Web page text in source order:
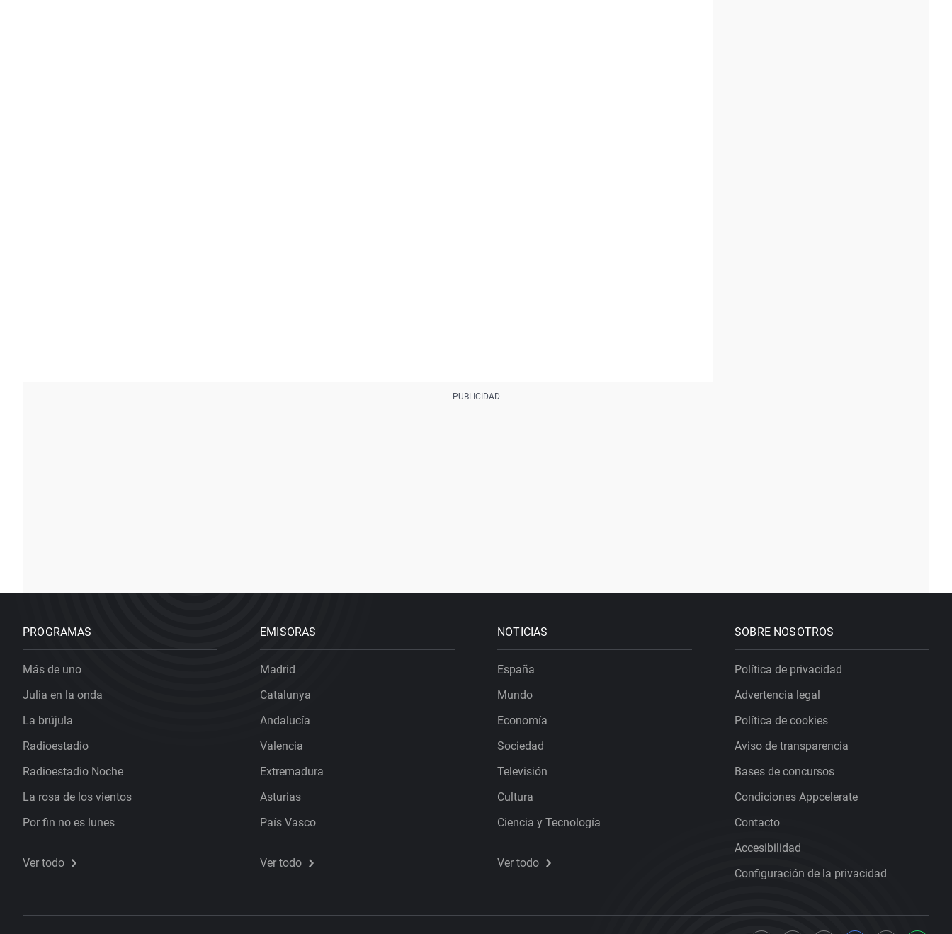
PROGRAMAS
Más de uno
Julia en la onda
La brújula
Radioestadio
Radioestadio Noche
La rosa de los vientos
Por fin no es lunes
Ver todo
EMISORAS
Madrid
Catalunya
Andalucía
Valencia
Extremadura
Asturias
País Vasco
Ver todo
NOTICIAS
España
Mundo
Economía
Sociedad
Televisión
Cultura
Ciencia y Tecnología
Ver todo
SOBRE NOSOTROS
Política de privacidad
Advertencia legal
Política de cookies
Aviso de transparencia
Bases de concursos
Condiciones Appcelerate
Contacto
Accesibilidad
Configuración de la privacidad